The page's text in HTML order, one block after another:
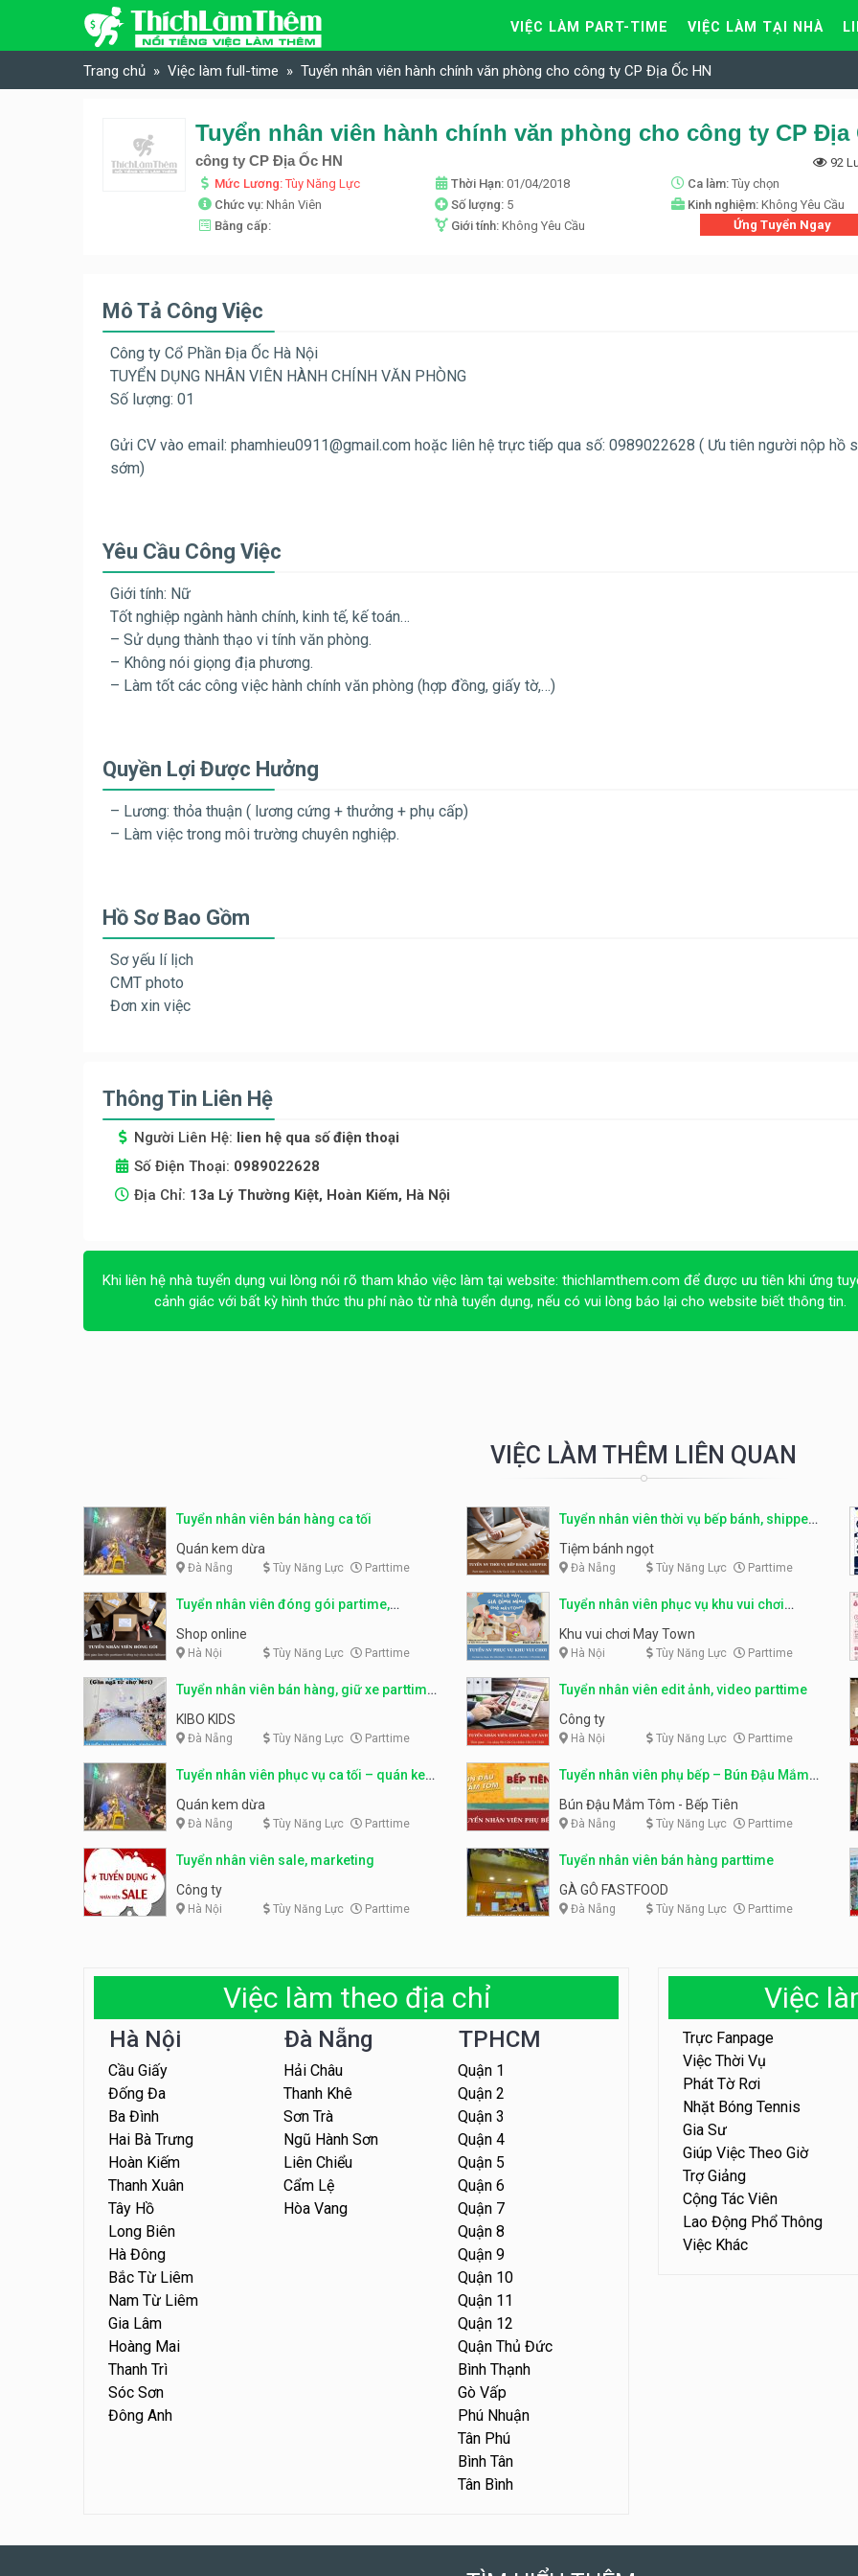
Skip to content
VIỆC LÀM PART-TIME VIỆC LÀM TẠI NHÀ
Trang chủ Việc làm full-time Tuyển nhân viên hành chính văn phòng cho công ty CP Địa Ốc HN
công ty CP Địa Ốc HN
92
Mức Lương:Tùy Năng Lực Thời Hạn: 01/04/2018 Ca làm: Tùy chọn
Chức vụ: Nhân Viên Số lượng: 5 Kinh nghiệm: Không Yêu Cầu
Bằng cấp:
Giới tính: Không Yêu Cầu Ứng Tuyển Ngay
Mô Tả Công Việc
Công ty Cổ Phần Địa Ốc Hà Nội
TUYỂN DỤNG NHÂN VIÊN HÀNH CHÍNH VĂN PHÒNG
Số lượng: 01
Gửi CV vào email: phamhieu0911@gmail.com hoặc liên hệ trực tiếp qua số: 0989022628 ( Ưu tiên người nộp hồ
sớm)
Yêu Cầu Công Việc
Giới tính: Nữ
Tốt nghiệp ngành hành chính, kinh tế, kế toán…
– Sử dụng thành thạo vi tính văn phòng.
– Không nói giọng địa phương.
– Làm tốt các công việc hành chính văn phòng (hợp đồng, giấy tờ,…)
Quyền Lợi Được Hưởng
– Lương: thỏa thuận ( lương cứng + thưởng + phụ cấp)
– Làm việc trong môi trường chuyên nghiệp.
Hồ Sơ Bao Gồm
Sơ yếu lí lịch
CMT photo
Đơn xin việc
Thông Tin Liên Hệ
Người Liên Hệ: lien hệ qua số điện thoại
Số Điện Thoại: 0989022628
Địa Chỉ: 13a Lý Thường Kiệt, Hoàn Kiếm, Hà Nội
Khi liên hệ nhà tuyển dụng vui lòng nói rõ tham khảo việc làm tại website: thichlamthem.com để được ưu tiên khi ứng
cảnh giác với bất kỳ hình thức thu phí nào từ nhà tuyển dụng, nếu có vui lòng báo lại cho website biết thông tin.
VIỆC LÀM THÊM LIÊN QUAN
Tuyển nhân viên bán hàng ca tối
Quán kem dừa
Đà Nẵng Tùy Năng Lực Parttime
Tuyển nhân viên thời vụ bếp bánh, shipper
parttime
Tiệm bánh ngọt
Đà Nẵng Tùy Năng Lực Parttime
Tuyển nhân viên đóng gói partime,
fulltime
Shop online
Hà Nội Tùy Năng Lực Parttime
Tuyển nhân viên phục vụ khu vui chơi
parttime linh động
Khu vui chơi May Town
Hà Nội Tùy Năng Lực Parttime
Tuyển nhân viên bán hàng, giữ xe parttime
– Kibo Kid
KIBO KIDS
Đà Nẵng Tùy Năng Lực Parttime
Tuyển nhân viên edit ảnh, video parttime
Công ty
Hà Nội Tùy Năng Lực Parttime
Tuyển nhân viên phục vụ ca tối – quán kem
dừa
Quán kem dừa
Đà Nẵng Tùy Năng Lực Parttime
Tuyển nhân viên phụ bếp – Bún Đậu Mắm
Tôm – Bếp Tiên
Bún Đậu Mắm Tôm - Bếp Tiên
Đà Nẵng Tùy Năng Lực Parttime
Tuyển nhân viên sale, marketing
Công ty
Hà Nội Tùy Năng Lực Parttime
Tuyển nhân viên bán hàng parttime
GÀ GÔ FASTFOOD
Đà Nẵng Tùy Năng Lực Parttime
Việc làm theo địa chỉ
Hà Nội
Cầu Giấy
Đống Đa
Ba Đình
Hai Bà Trưng
Hoàn Kiếm
Thanh Xuân
Tây Hồ
Long Biên
Hà Đông
Bắc Từ Liêm
Nam Từ Liêm
Gia Lâm
Hoàng Mai
Thanh Trì
Sóc Sơn
Đông Anh
Đà Nẵng
Hải Châu
Thanh Khê
Sơn Trà
Ngũ Hành Sơn
Liên Chiểu
Cẩm Lệ
Hòa Vang
TPHCM
Quận 1
Quận 2
Quận 3
Quận 4
Quận 5
Quận 6
Quận 7
Quận 8
Quận 9
Quận 10
Quận 11
Quận 12
Quận Thủ Đức
Bình Thạnh
Gò Vấp
Phú Nhuận
Tân Phú
Bình Tân
Tân Bình
Việc
Trực Fanpage
Việc Thời Vụ
Phát Tờ Rơi
Nhặt Bóng Tennis
Gia Sư
Giúp Việc Theo Giờ
Trợ Giảng
Cộng Tác Viên
Lao Động Phổ Thông
Việc Khác